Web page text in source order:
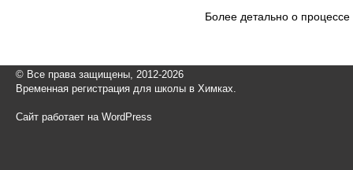
Более детально о
© Все права защищены, 2012-2026
Временная регистрация для школы в Химках.
Сайт работает на WordPress